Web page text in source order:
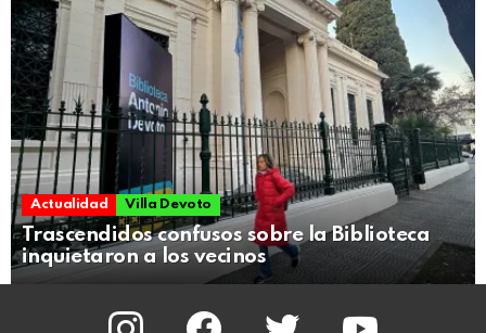
Actualidad Villa Devoto
Trascendidos confusos sobre la Biblioteca
inquietaron a los vecinos
instagram facebook twitter